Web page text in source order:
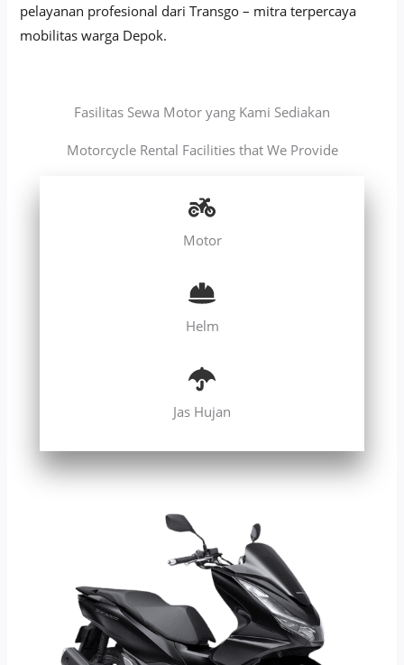
pelayanan profesional dari Transgo – mitra terpercaya
mobilitas warga Depok.
Fasilitas Sewa Motor yang Kami Sediakan
Motorcycle Rental Facilities that We Provide
Motor
Helm
Jas Hujan